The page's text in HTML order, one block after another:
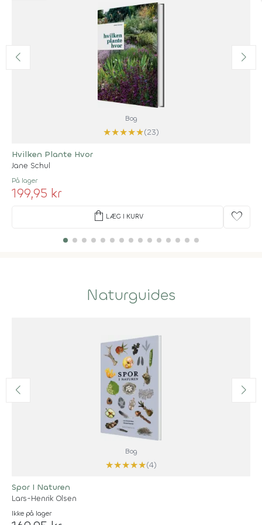
Bog
★★★★★(23)
Hvilken Plante Hvor
Jane Schul
På lager
199,95 kr
shopping_bag LÆG I KURV favorite
Naturguides
Bog
★★★★★(4)
Spor I Naturen
Lars-Henrik Olsen
Ikke på lager